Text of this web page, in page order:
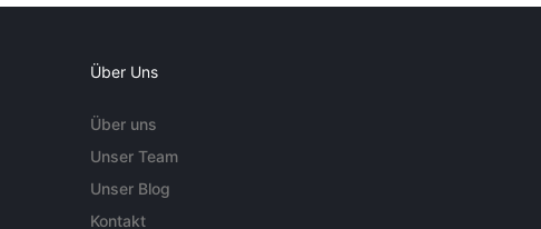
Über Uns
Über uns
Unser Team
Unser Blog
Kontakt